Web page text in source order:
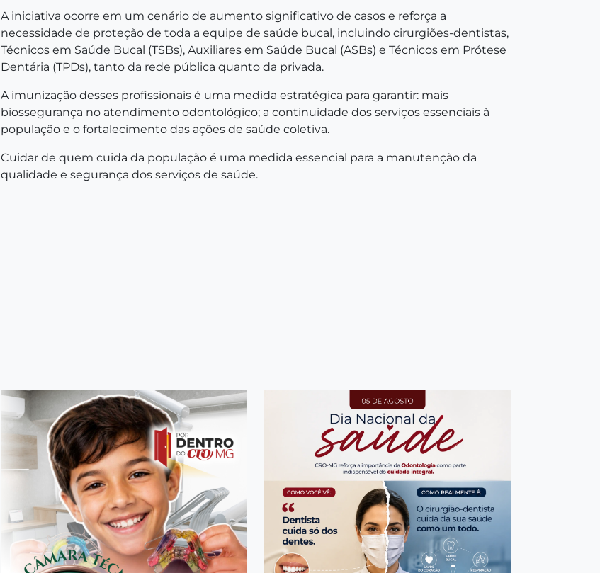
A iniciativa ocorre em um cenário de aumento significativo de casos e reforça a
necessidade de proteção de toda a equipe de saúde bucal, incluindo cirurgiões-dentistas,
Técnicos em Saúde Bucal (TSBs), Auxiliares em Saúde Bucal (ASBs) e Técnicos em Prótese
Dentária (TPDs), tanto da rede pública quanto da privada.
A imunização desses profissionais é uma medida estratégica para garantir: mais
biossegurança no atendimento odontológico; a continuidade dos serviços essenciais à
população e o fortalecimento das ações de saúde coletiva.
Cuidar de quem cuida da população é uma medida essencial para a manutenção da
qualidade e segurança dos serviços de saúde.